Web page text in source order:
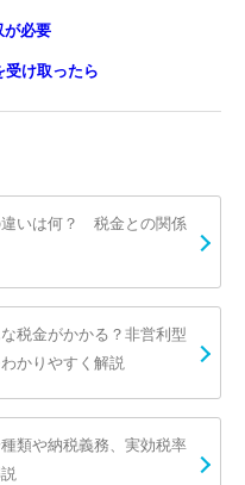
が必要
け取ったら
いは何？ 税金との関係
税金がかかる？非営利型
かりやすく解説
類や納税義務、実効税率